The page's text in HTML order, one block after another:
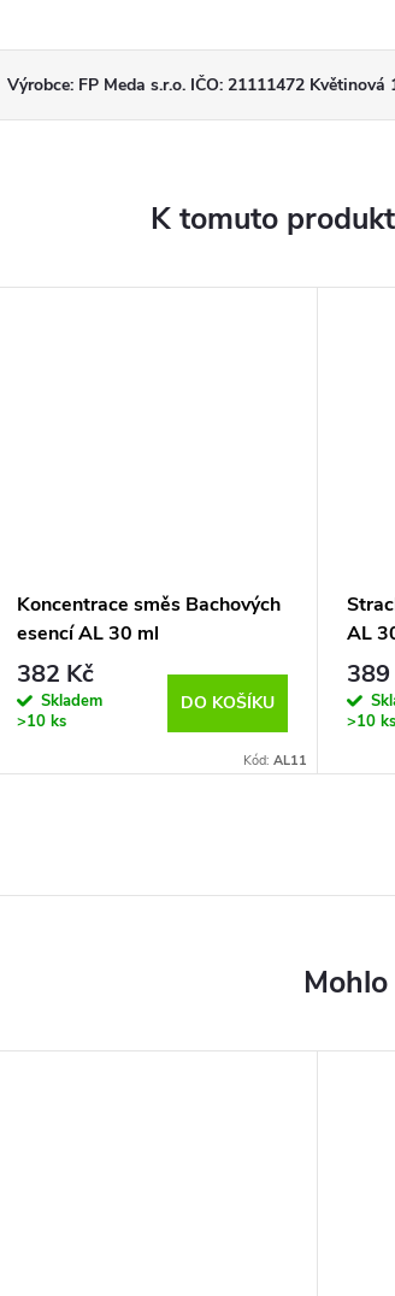
Výrobce: FP Meda s.r.o. IČO: 21111472 Květinová
K tomuto
Koncentrace směs Bachových
esencí AL 30 ml
382 Kč
Skladem
>10 ks
DO KOŠÍKU
Kód: AL11
AL
389
>10 ks